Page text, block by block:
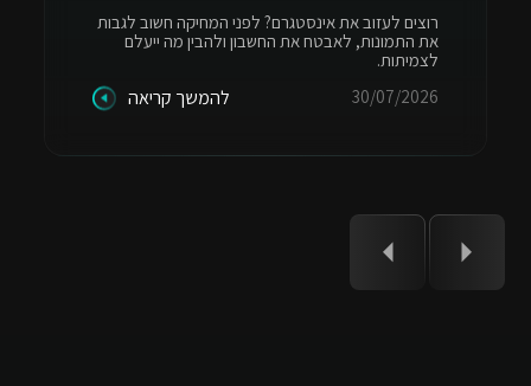
רוצים לעזוב את אינסטגרם? לפני המחיקה חשוב לגבות
את התמונות, לאבטח את החשבון ולהבין מה ייעלם
לצמיתות.
30/07/2026
להמשך קריאה